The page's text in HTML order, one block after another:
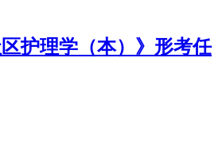
护理学（本）》形考任